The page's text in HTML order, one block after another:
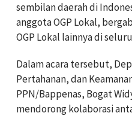
sembilan daerah di
anggota OGP Lokal,
OGP Lokal lainnya di
Dalam acara tersebut,
Pertahanan, dan
PPN/Bappenas, Bogat
mendorong kolaborasi